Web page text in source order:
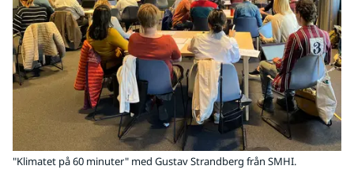
"Klimatet på 60 minuter" med Gustav Strandberg från SMHI.